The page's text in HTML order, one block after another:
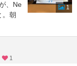
、Ne
。朝
1
1